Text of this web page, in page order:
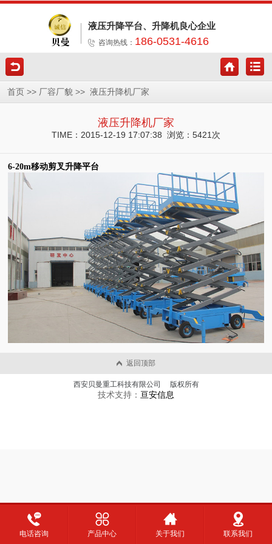
液压升降平台、升降机良心企业
咨询热线： 186-0531-4616
首页 >> 厂容厂貌 >> 液压升降机厂家
液压升降机厂家
TIME：2015-12-19 17:07:38 浏览：5421次
6-20m移动剪叉升降平台
返回顶部
西安贝曼重工科技有限公司 版权所有
技术支持： 亘安信息
电话咨询 产品中心 关于我们 联系我们